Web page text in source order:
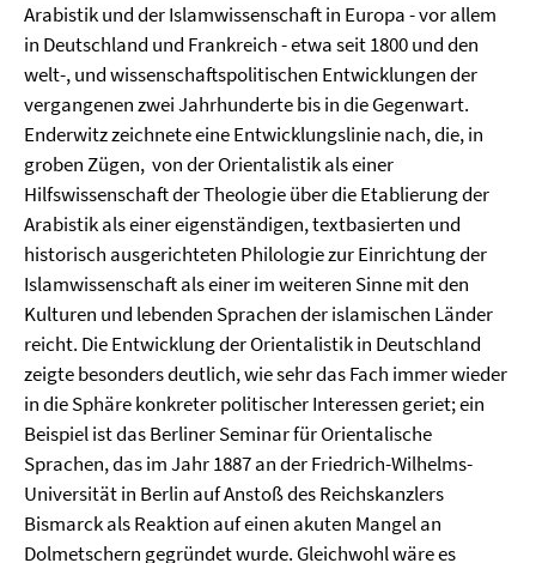
Arabistik und der Islamwissenschaft in Europa - vor allem
in Deutschland und Frankreich - etwa seit 1800 und den
welt-, und wissenschaftspolitischen Entwicklungen der
vergangenen zwei Jahrhunderte bis in die Gegenwart.
Enderwitz zeichnete eine Entwicklungslinie nach, die, in
groben Zügen, von der Orientalistik als einer
Hilfswissenschaft der Theologie über die Etablierung der
Arabistik als einer eigenständigen, textbasierten und
historisch ausgerichteten Philologie zur Einrichtung der
Islamwissenschaft als einer im weiteren Sinne mit den
Kulturen und lebenden Sprachen der islamischen Länder
reicht. Die Entwicklung der Orientalistik in Deutschland
zeigte besonders deutlich, wie sehr das Fach immer wieder
in die Sphäre konkreter politischer Interessen geriet; ein
Beispiel ist das Berliner Seminar für Orientalische
Sprachen, das im Jahr 1887 an der Friedrich-Wilhelms-
Universität in Berlin auf Anstoß des Reichskanzlers
Bismarck als Reaktion auf einen akuten Mangel an
Dolmetschern gegründet wurde. Gleichwohl wäre es